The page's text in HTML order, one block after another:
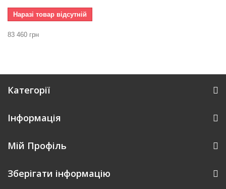
Наразі товар відсутній
83 460 грн
Категорії
Інформація
Мій Профіль
Зберігати інформацію